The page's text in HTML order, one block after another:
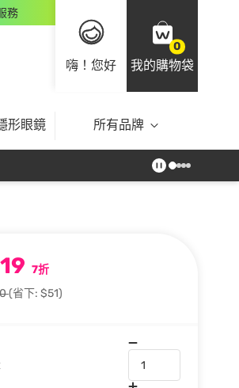
務
嗨！您好
0
我的購物袋
形眼鏡 所有品牌
7折
(省下: $51)